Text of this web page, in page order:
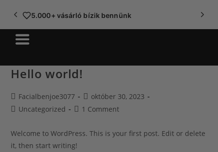
5.000+ vásárló bízik bennünk
Hello world!
Facialbenjoe3077
október 30, 2023
Uncategorized
1 Comment
Welcome to WordPress. This is your first post. Edit or delete
it, then start writing!